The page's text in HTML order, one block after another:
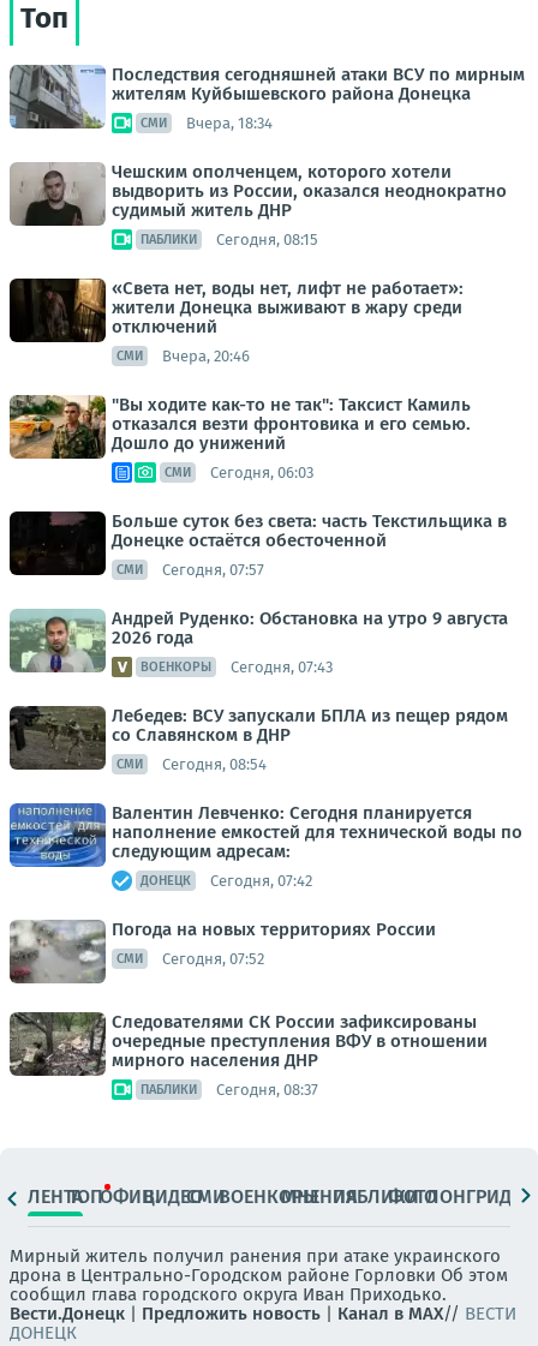
Топ
Последствия сегодняшней атаки ВСУ по мирным
жителям Куйбышевского района Донецка
СМИ Вчера, 18:34
Чешским ополченцем, которого хотели
выдворить из России, оказался неоднократно
судимый житель ДНР
ПАБЛИКИ Сегодня, 08:15
«Света нет, воды нет, лифт не работает»:
жители Донецка выживают в жару среди
отключений
СМИ Вчера, 20:46
"Вы ходите как-то не так": Таксист Камиль
отказался везти фронтовика и его семью.
Дошло до унижений
СМИ Сегодня, 06:03
Больше суток без света: часть Текстильщика в
Донецке остаётся обесточенной
СМИ Сегодня, 07:57
Андрей Руденко: Обстановка на утро 9 августа
2026 года
ВОЕНКОРЫ Сегодня, 07:43
Лебедев: ВСУ запускали БПЛА из пещер рядом
со Славянском в ДНР
СМИ Сегодня, 08:54
Валентин Левченко: Сегодня планируется
наполнение емкостей для технической воды по
следующим адресам:
ДОНЕЦК Сегодня, 07:42
Погода на новых территориях России
СМИ Сегодня, 07:52
Следователями СК России зафиксированы
очередные преступления ВФУ в отношении
мирного населения ДНР
ПАБЛИКИ Сегодня, 08:37
ЛЕНТАТОПОФИЦ.ВИДЕОСМИВОЕНКОРЫМНЕНИЯПАБЛИКИ
ФОТОЛОНГРИДЫ
Мирный житель получил ранения при атаке украинского
дрона в Центрально-Городском районе Горловки Об этом
сообщил глава городского округа Иван Приходько.
Вести.Донецк | Предложить новость | Канал в MAX// ВЕСТИ
ДОНЕЦК